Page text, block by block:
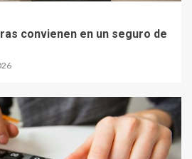
convienen en un seguro de